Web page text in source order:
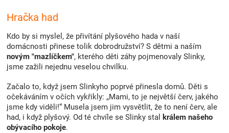
p
r
v
k
y
v
ý
p
i
s
Hračka had
Kdo by si myslel, že přivítání plyšového hada v naší
domácnosti přinese tolik dobrodružství? S dětmi a naším
novým "mazlíčkem", kterého děti záhy pojmenovaly Slinky,
jsme zažili nejednu veselou chvilku.
Začalo to, když jsem Slinkyho poprvé přinesla domů. Děti s
očekáváním v očích vykřikly: „Mami, to je největší červ, jakého
jsme kdy viděli!“ Musela jsem jim vysvětlit, že to není červ, ale
had, i když plyšový. Od té chvíle se Slinky stal
králem našeho
obývacího pokoje.